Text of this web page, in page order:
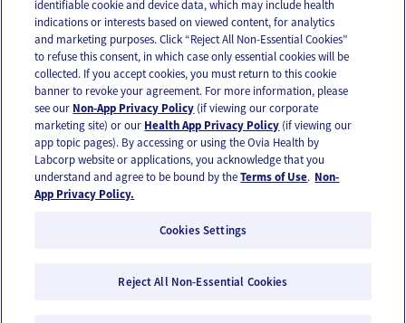
OUR APPS
FOLLOW US
© 2026 Ovia Health by Labcorp
identifiable cookie and device data, which may include health
indications or interests based on viewed content, for analytics
and marketing purposes. Click “Reject All Non-Essential Cookies”
to refuse this consent, in which case only essential cookies will be
collected. If you accept cookies, you must return to this cookie
banner to revoke your agreement. For more information, please
see our Non-App Privacy Policy (if viewing our corporate
marketing site) or our Health App Privacy Policy (if viewing our
app topic pages). By accessing or using the Ovia Health by
Labcorp website or applications, you acknowledge that you
understand and agree to be bound by theTerms of Use. Non-
App Privacy Policy.
Cookies Settings
Reject All Non-Essential Cookies